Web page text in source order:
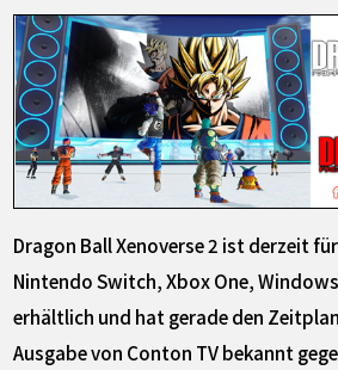
INFOS
LANGUAGE
JP
EN FR DE
Dragon Ball Xenoverse 2 ist derzeit
Nintendo Switch, Xbox One,
erhältlich und hat gerade den
Ausgabe von Conton TV bekannt